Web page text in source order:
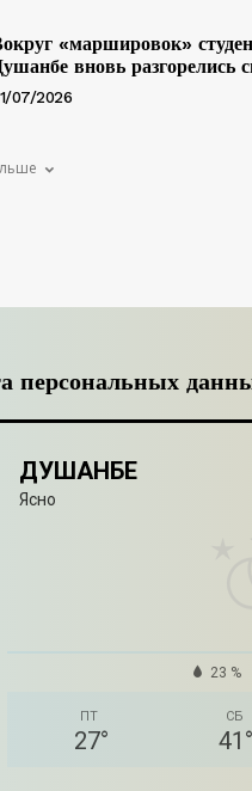
«маршировок»
вновь разгорелись
07/2026
персональных
ДУШАНБЕ
Ясно
23 %
ПТ
27°
СБ
41 °